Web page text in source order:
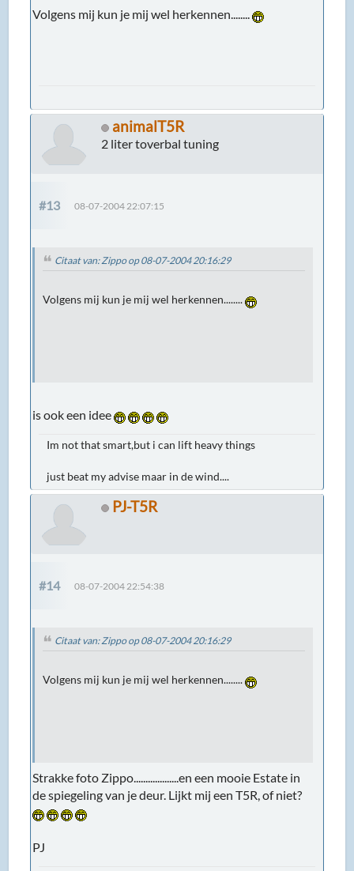
Volgens mij kun je mij wel herkennen........
animalT5R
2 liter toverbal tuning
#13 08-07-2004 22:07:15
Citaat van: Zippo op 08-07-2004 20:16:29
Volgens mij kun je mij wel herkennen........
is ook een idee
Im not that smart,but i can lift heavy things
just beat my advise maar in de wind....
PJ-T5R
#14 08-07-2004 22:54:38
Citaat van: Zippo op 08-07-2004 20:16:29
Volgens mij kun je mij wel herkennen........
Strakke foto Zippo...................en een mooie Estate in
de spiegeling van je deur. Lijkt mij een T5R, of niet?
PJ